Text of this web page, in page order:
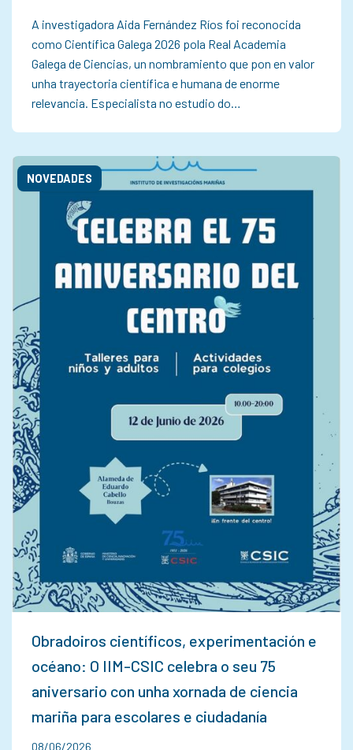
A investigadora Aida Fernández Ríos foi reconocida
como Científica Galega 2026 pola Real Academia
Galega de Ciencias, un nombramiento que pon en valor
unha trayectoria científica e humana de enorme
relevancia. Especialista no estudio do…
Obradoiros científicos, experimentación e
océano: O IIM-CSIC celebra o seu 75
aniversario con unha xornada de ciencia
mariña para escolares e ciudadanía
NOVEDADES
08/06/2026